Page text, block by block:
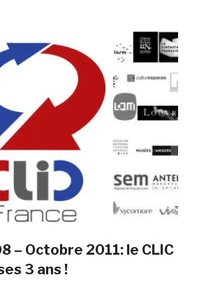
– Octobre 2011: le CLIC
3 ans !